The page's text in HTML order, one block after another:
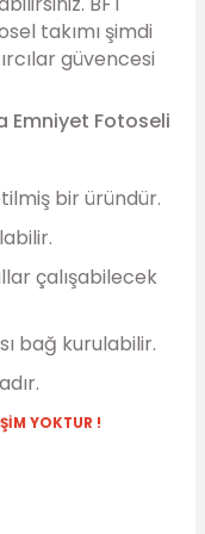
takımı şimdi
güvencesi
Emniyet Fotoseli
bir üründür.
çalışabilecek
bağ kurulabilir.
YOKTUR !